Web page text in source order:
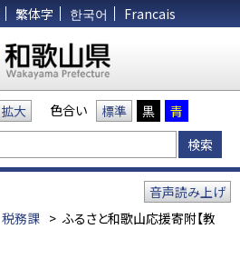
繁体字 한국어 Francais
拡大 色合い 標準 黒 青
税務課 > ふるさと和歌山応援寄附【教
音声読み上げ